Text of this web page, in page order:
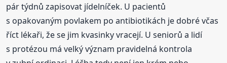
pár týdnů zapisovat jídelníček. U pacientů
s opakovaným povlakem po antibiotikách je dobré včas
říct lékaři, že se jim kvasinky vracejí. U seniorů a lidí
s protézou má velký význam pravidelná kontrola